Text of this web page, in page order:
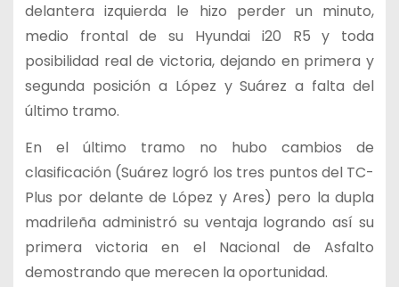
delantera izquierda le hizo perder un minuto,
medio frontal de su Hyundai i20 R5 y toda
posibilidad real de victoria, dejando en primera y
segunda posición a López y Suárez a falta del
último tramo.
En el último tramo no hubo cambios de
clasificación (Suárez logró los tres puntos del TC-
Plus por delante de López y Ares) pero la dupla
madrileña administró su ventaja logrando así su
primera victoria en el Nacional de Asfalto
demostrando que merecen la oportunidad.